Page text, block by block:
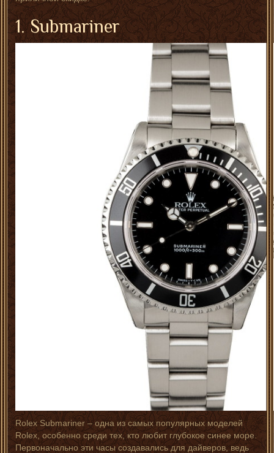
1. Submariner
Rolex Submariner – одна из самых популярных моделей
Rolex, особенно среди тех, кто любит глубокое синее море.
Первоначально эти часы создавались для дайверов, ведь